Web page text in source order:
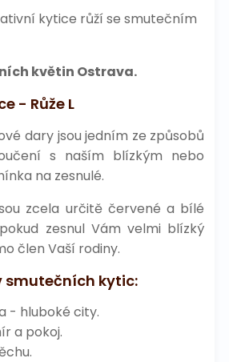
kytice růží se smutečním
květin Ostrava.
- Růže L
dary jsou jedním ze způsobů
s naším blízkým nebo
na zesnulé.
zcela určitě červené a bílé
zesnul Vám velmi blízký
člen Vaší rodiny.
smutečních kytic:
- hluboké city.
a pokoj.